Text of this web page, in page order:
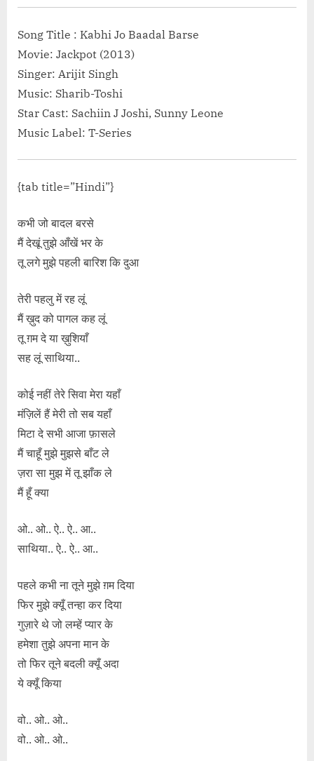
Song Title : Kabhi Jo Baadal Barse
Movie: Jackpot (2013)
Singer: Arijit Singh
Music: Sharib-Toshi
Star Cast: Sachiin J Joshi, Sunny Leone
Music Label: T-Series
{tab title=”Hindi”}
कभी जो बादल बरसे
मैं देखूं तुझे आँखें भर के
तू लगे मुझे पहली बारिश कि दुआ
तेरी पहलु में रह लूं
मैं ख़ुद को पागल कह लूं
तू ग़म दे या ख़ुशियाँ
सह लूं साथिया..
कोई नहीं तेरे सिवा मेरा यहाँ
मंज़िलें हैं मेरी तो सब यहाँ
मिटा दे सभी आजा फ़ासले
मैं चाहूँ मुझे मुझसे बाँट ले
ज़रा सा मुझ में तू झाँक ले
मैं हूँ क्या
ओ.. ओ.. ऐ.. ऐ.. आ..
साथिया.. ऐ.. ऐ.. आ..
पहले कभी ना तूने मुझे ग़म दिया
फिर मुझे क्यूँ तन्हा कर दिया
गुज़ारे थे जो लम्हें प्यार के
हमेशा तुझे अपना मान के
तो फिर तूने बदली क्यूँ अदा
ये क्यूँ किया
वो.. ओ.. ओ..
वो.. ओ.. ओ..